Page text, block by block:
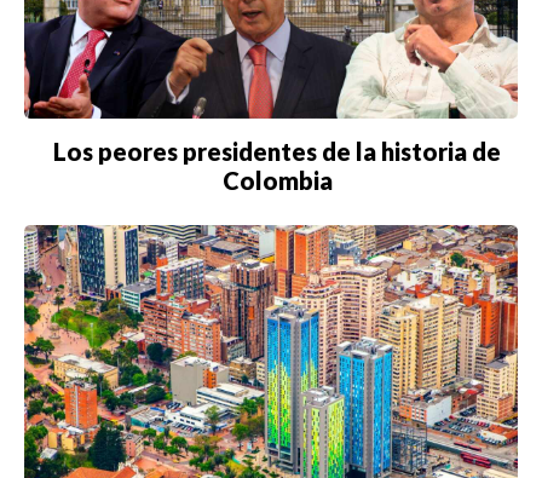
Buscar
ACTUALIDAD
EMPLEOS
Los peores presidentes de la historia de
Colombia